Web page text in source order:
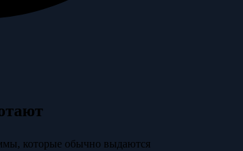
которые обычно выдаются